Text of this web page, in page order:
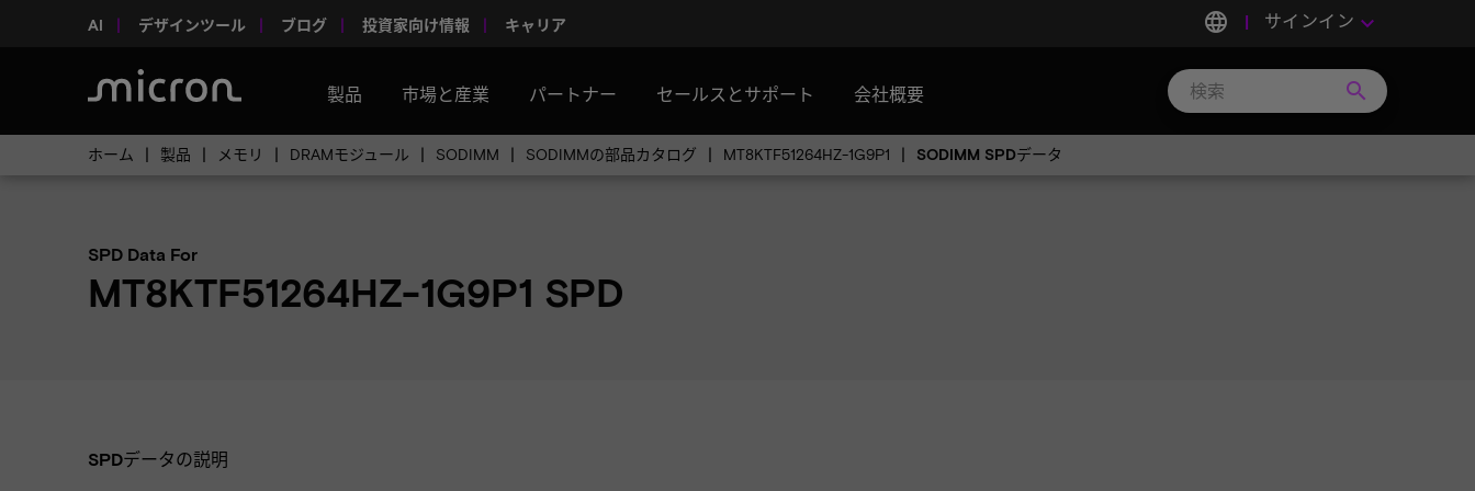
AI デザインツール ブログ 投資家向け情報 キャリア language サインイン keyboard_arrow_down
製品 市場と産業 パートナー セールスとサポート 会社概要 search
ホーム 製品 メモリ DRAMモジュール SODIMM SODIMMの部品カタログ MT8KTF51264HZ-1G9P1 SODIMM SPDデータ
SPD Data For
MT8KTF51264HZ-1G9P1 SPD
SPDデータの説明